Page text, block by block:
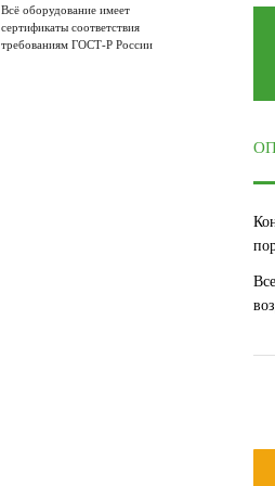
Всё оборудование имеет
сертификаты соответствия
требованиям ГОСТ-Р России